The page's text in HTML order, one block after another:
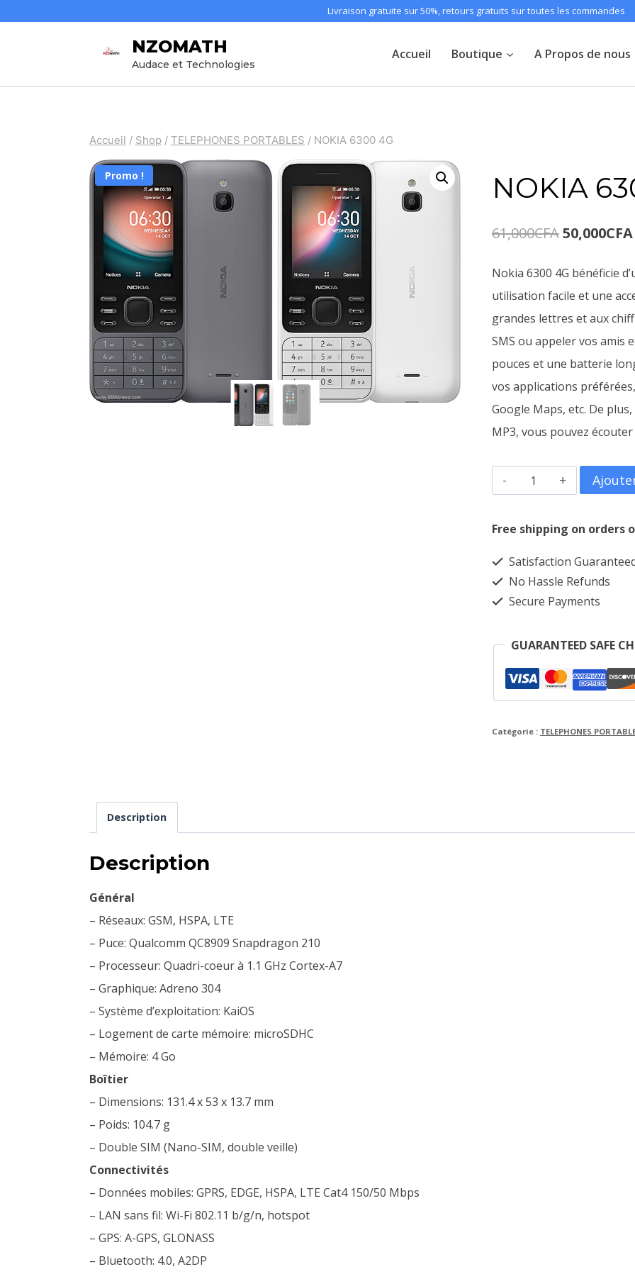
Livraison gratuite sur 50%, retours gratuits sur toutes les commandes
NZOMATH
Audace et Technologies
Accueil Boutique A Propos de nous
Accueil / Shop / TELEPHONES PORTABLES / NOKIA 6300 4G
Promo ! NOKIA
61,000CFALe
initial
était :
61,000CFA.
50,000CFA
Nokia 6300 4G bénéficie
utilisation facile et une
grandes lettres et aux
SMS ou appeler vos amis
pouces et une batterie
vos applications
Google Maps, etc. De
MP3, vous pouvez
quantité
de
NOKIA
4G
Free shipping on orders
Satisfaction
No Hassle Refunds
Secure Payments
GUARANTEED SAFE
Catégorie : TELEPHONES
Description
Description
Général
– Réseaux: GSM, HSPA, LTE
– Puce: Qualcomm QC8909 Snapdragon 210
– Processeur: Quadri-coeur à 1.1 GHz Cortex-A7
– Graphique: Adreno 304
– Système d’exploitation: KaiOS
– Logement de carte mémoire: microSDHC
– Mémoire: 4 Go
Boîtier
– Dimensions: 131.4 x 53 x 13.7 mm
– Poids: 104.7 g
– Double SIM (Nano-SIM, double veille)
Connectivités
– Données mobiles: GPRS, EDGE, HSPA, LTE Cat4 150/50 Mbps
– LAN sans fil: Wi-Fi 802.11 b/g/n, hotspot
– GPS: A-GPS, GLONASS
– Bluetooth: 4.0, A2DP